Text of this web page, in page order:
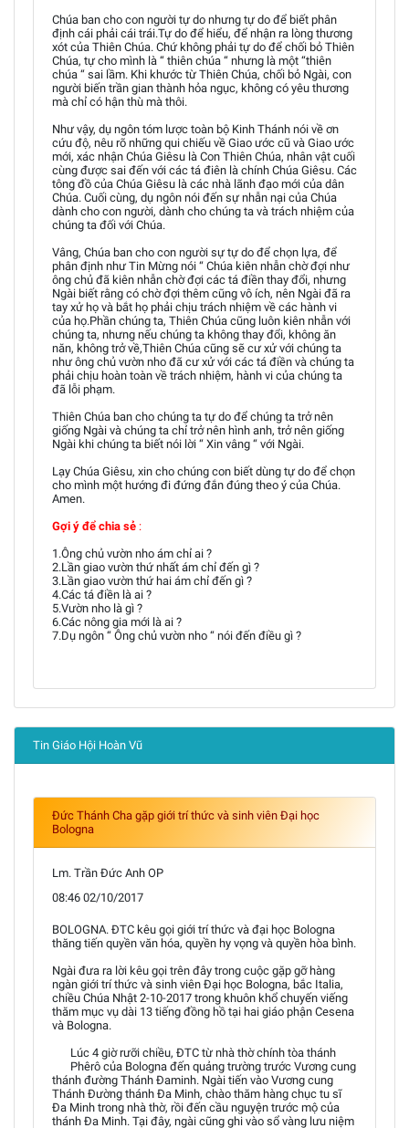
Chúa ban cho con người tự do nhưng tự do để biết phân
định cái phải cái trái.Tự do để hiểu, để nhận ra lòng thương
xót của Thiên Chúa. Chứ không phải tự do để chối bỏ Thiên
Chúa, tự cho mình là “ thiên chúa “ nhưng là một “thiên
chúa “ sai lầm. Khi khước từ Thiên Chúa, chối bỏ Ngài, con
người biến trần gian thành hỏa ngục, không có yêu thương
mà chỉ có hận thù mà thôi.
Như vậy, dụ ngôn tóm lược toàn bộ Kinh Thánh nói về ơn
cứu độ, nêu rõ những qui chiếu về Giao ước cũ và Giao ước
mới, xác nhận Chúa Giêsu là Con Thiên Chúa, nhân vật cuối
cùng được sai đến với các tá điên là chính Chúa Giêsu. Các
tông đồ của Chúa Giêsu là các nhà lãnh đạo mới của dân
Chúa. Cuối cùng, dụ ngôn nói đến sự nhẫn nại của Chúa
dành cho con người, dành cho chúng ta và trách nhiệm của
chúng ta đối với Chúa.
Vâng, Chúa ban cho con người sự tự do để chọn lựa, để
phân định như Tin Mừng nói “ Chúa kiên nhẫn chờ đợi như
ông chủ đã kiên nhẫn chờ đợi các tá điền thay đổi, nhưng
Ngài biết rằng có chờ đợi thêm cũng vô ích, nên Ngài đã ra
tay xử họ và bắt họ phải chịu trách nhiệm về các hành vi
của họ.Phần chúng ta, Thiên Chúa cũng luôn kiên nhẫn với
chúng ta, nhưng nếu chúng ta không thay đổi, không ăn
năn, không trở về,Thiên Chúa cũng sẽ cư xử với chúng ta
như ông chủ vườn nho đã cư xử với các tá điền và chúng ta
phải chịu hoàn toàn về trách nhiệm, hành vi của chúng ta
đã lỗi phạm.
Thiên Chúa ban cho chúng ta tự do để chúng ta trở nên
giống Ngài và chúng ta chỉ trở nên hình anh, trở nên giống
Ngài khi chúng ta biết nói lời “ Xin vâng “ với Ngài.
Lạy Chúa Giêsu, xin cho chúng con biết dùng tự do để chọn
cho mình một hướng đi đứng đắn đúng theo ý của Chúa.
Amen.
Gợi ý để chia sẻ :
1.Ông chủ vườn nho ám chỉ ai ?
2.Lần giao vườn thứ nhất ám chỉ đến gì ?
3.Lần giao vườn thứ hai ám chỉ đến gì ?
4.Các tá điền là ai ?
5.Vườn nho là gì ?
6.Các nông gia mới là ai ?
7.Dụ ngôn “ Ông chủ vườn nho “ nói đến điều gì ?
Tin Giáo Hội Hoàn Vũ
Đức Thánh Cha gặp giới trí thức và sinh viên Đại học
Bologna
Lm. Trần Đức Anh OP
08:46 02/10/2017
BOLOGNA. ĐTC kêu gọi giới trí thức và đại học Bologna
thăng tiến quyền văn hóa, quyền hy vọng và quyền hòa bình.
Ngài đưa ra lời kêu gọi trên đây trong cuộc gặp gỡ hàng
ngàn giới trí thức và sinh viên Đại học Bologna, bắc Italia,
chiều Chúa Nhật 2-10-2017 trong khuôn khổ chuyến viếng
thăm mục vụ dài 13 tiếng đồng hồ tại hai giáo phận Cesena
và Bologna.
Lúc 4 giờ rưỡi chiều, ĐTC từ nhà thờ chính tòa thánh
Phêrô của Bologna đến quảng trường trước Vương cung
thánh đường Thánh Đaminh. Ngài tiến vào Vương cung
Thánh Đường thánh Đa Minh, chào thăm hàng chục tu sĩ
Đa Minh trong nhà thờ, rồi đến cầu nguyện trước mộ của
thánh Đa Minh. Tại đây, ngài cũng ghi vào sổ vàng lưu niệm